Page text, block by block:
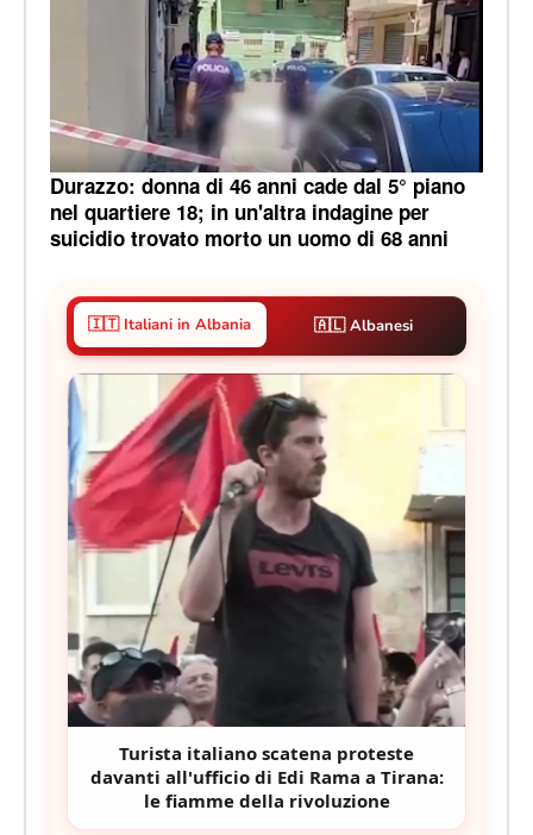
Durazzo: donna di 46 anni cade dal 5° piano
nel quartiere 18; in un'altra indagine per
suicidio trovato morto un uomo di 68 anni
🇮🇹 Italiani in Albania 🇦🇱 Albanesi
Turista italiano scatena proteste
davanti all'ufficio di Edi Rama a Tirana:
le fiamme della rivoluzione